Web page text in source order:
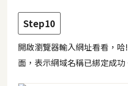
網
頁
設
計
Step10
開啟瀏覽器輸入網址看看，
面，表示網域名稱已綁定成功